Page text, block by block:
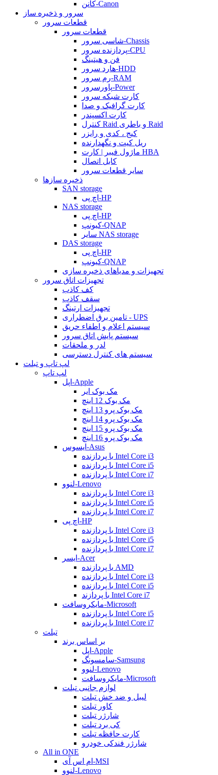
کانن-Canon
سرور و ذخیره ساز
قطعات سرور
قطعات سرور
شاسی سرور-Chassis
پردازنده سرور-CPU
فن و هیتینگ
هارد سرور-HDD
رم سرور-RAM
پاورسرور-Power
کارت شبکه سرور
کارت گرافیک و صدا
کارت اکسپندر
کنترل Raid و باطری Raid
کیج ، کدی و رایزر
ریل کیت و نگهدارنده
ماژول فیبر | کارت HBA
کابل اتصال
سایر قطعات سرور
ذخیره سازها
SAN storage
اچ پی-HP
NAS storage
اچ پی-HP
کیونپ-QNAP
سایر NAS storage
DAS storage
اچ پی-HP
کیونپ-QNAP
تجهیزات و مدیاهای ذخیره سازی
تجهیزات اتاق سرور
کف کاذب
سقف کاذب
تجهیزات ارتینگ
تامین برق اضطراری - UPS
سیستم اعلام و اطفاء حریق
سیستم پایش اتاق سرور
لدر و ملحقات
سیستم های کنترل دسترسی
لپ تاپ و تبلت
لپ تاپ
اپل-Apple
مک بوک ایر
مک بوک 12 اینچ
مک بوک پرو 13 اینچ
مک بوک پرو 14 اینچ
مک بوک پرو 15 اینچ
مک بوک پرو 16 اینچ
ایسوس-Asus
با پردازنده Intel Core i3
با پردازنده Intel Core i5
با پردازنده Intel Core i7
لنوو-Lenovo
با پردازنده Intel Core i3
با پردازنده Intel Core i5
با پردازنده Intel Core i7
اچ پی-HP
با پردازنده Intel Core i3
با پردازنده Intel Core i5
با پردازنده Intel Core i7
ایسر-Acer
با پردازنده AMD
با پردازنده Intel Core i3
با پردازنده Intel Core i5
با پردازند Intel Core i7
مایکروسافت-Microsoft
با پردازنده Intel Core i5
با پردازنده Intel Core i7
تبلت
بر اساس برند
اپل-Apple
سامسونگ-Samsung
لنوو-Lenovo
مایکروسافت-Microsoft
لوازم جانبی تبلت
لیبل و ضد خش تبلت
کاور تبلت
شارژر تبلت
کی برد تبلت
کارت حافظه تبلت
شارژر فندکی خودرو
All in ONE
ام اس آی-MSI
لنوو-Lenovo